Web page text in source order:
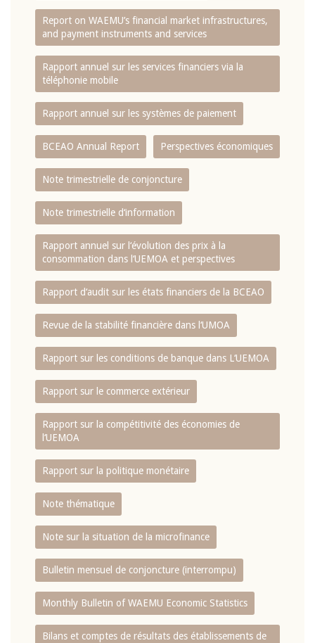
Report on WAEMU’s financial market infrastructures,
and payment instruments and services
Rapport annuel sur les services financiers via la
téléphonie mobile
Rapport annuel sur les systèmes de paiement
BCEAO Annual Report Perspectives économiques
Note trimestrielle de conjoncture
Note trimestrielle d‘information
Rapport annuel sur l‘évolution des prix à la
consommation dans l‘UEMOA et perspectives
Rapport d‘audit sur les états financiers de la BCEAO
Revue de la stabilité financière dans l‘UMOA
Rapport sur les conditions de banque dans L‘UEMOA
Rapport sur le commerce extérieur
Rapport sur la compétitivité des économies de
l‘UEMOA
Rapport sur la politique monétaire
Note thématique
Note sur la situation de la microfinance
Bulletin mensuel de conjoncture (interrompu)
Monthly Bulletin of WAEMU Economic Statistics
Bilans et comptes de résultats des établissements de